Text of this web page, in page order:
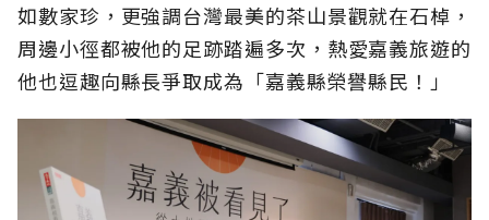
如數家珍，更強調台灣最美的茶山景觀就在石棹，
周邊小徑都被他的足跡踏遍多次，熱愛嘉義旅遊的
他也逗趣向縣長爭取成為「嘉義縣榮譽縣民！」